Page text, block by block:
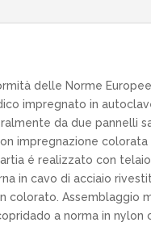
delle Norme Europee
impregnato in
da due pannelli
impregnazione colorata
é realizzato con
in cavo di acciaio
colorato. Assemblaggio
a norma in nylon